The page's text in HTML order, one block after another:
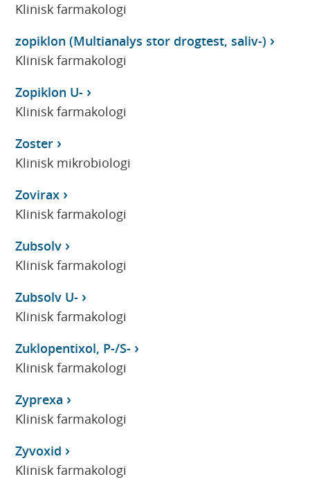
Klinisk farmakologi
zopiklon (Multianalys stor drogtest, saliv-)
Klinisk farmakologi
Zopiklon U-
Klinisk farmakologi
Zoster
Klinisk mikrobiologi
Zovirax
Klinisk farmakologi
Zubsolv
Klinisk farmakologi
Zubsolv U-
Klinisk farmakologi
Zuklopentixol, P-/S-
Klinisk farmakologi
Zyprexa
Klinisk farmakologi
Zyvoxid
Klinisk farmakologi